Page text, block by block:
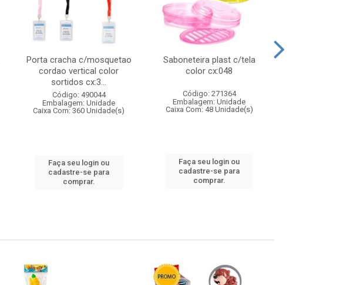
Porta cracha c/mosquetao
cordao vertical color
sortidos cx:3...
Código: 490044
Embalagem: Unidade
Caixa Com: 360 Unidade(s)
Faça seu login ou
cadastre-se para
comprar.
Saboneteira plast c/tela
color cx:048
Código: 271364
Embalagem: Unidade
Caixa Com: 48 Unidade(s)
Faça seu login ou
cadastre-se para
comprar.